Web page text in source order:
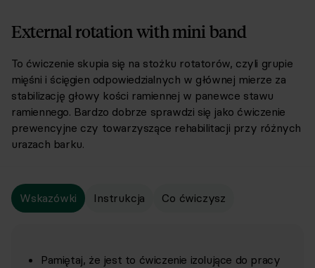
External rotation with mini band
To ćwiczenie skupia się na stożku rotatorów, czyli grupie
mięśni i ścięgien odpowiedzialnych w głównej mierze za
stabilizację głowy kości ramiennej w panewce stawu
ramiennego. Bardzo dobrze sprawdzi się jako ćwiczenie
prewencyjne czy towarzyszące rehabilitacji przy różnych
urazach barku.
Wskazówki Instrukcja Co ćwiczysz
Pamiętaj, że jest to ćwiczenie izolujące do pracy